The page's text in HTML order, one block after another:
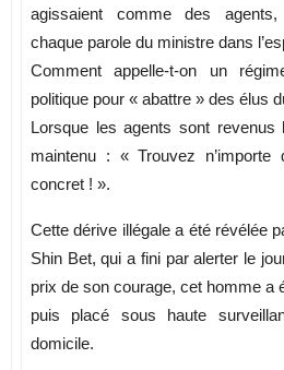
agissaient comme des
chaque parole du ministre dans
Comment appelle-t-on un
politique pour « abattre » des élus
Lorsque les agents sont revenus
maintenu : « Trouvez
concret ! ».
Cette dérive illégale a été révélée
Shin Bet, qui a fini par alerter le
prix de son courage, cet homme a
puis placé sous haute
domicile.